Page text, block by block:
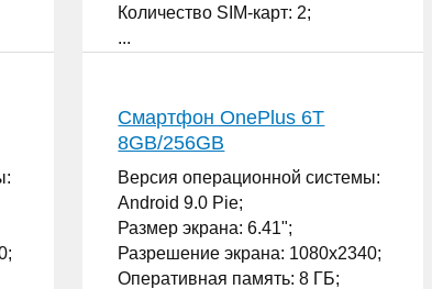
Количество SIM-карт: 2;
...
Смартфон OnePlus 6T
8GB/256GB
Версия операционной системы:
Android 9.0 Pie;
Размер экрана: 6.41";
Разрешение экрана: 1080x2340;
Оперативная память: 8 ГБ;